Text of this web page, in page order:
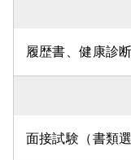
履歴書、健康診
面接試験（書類